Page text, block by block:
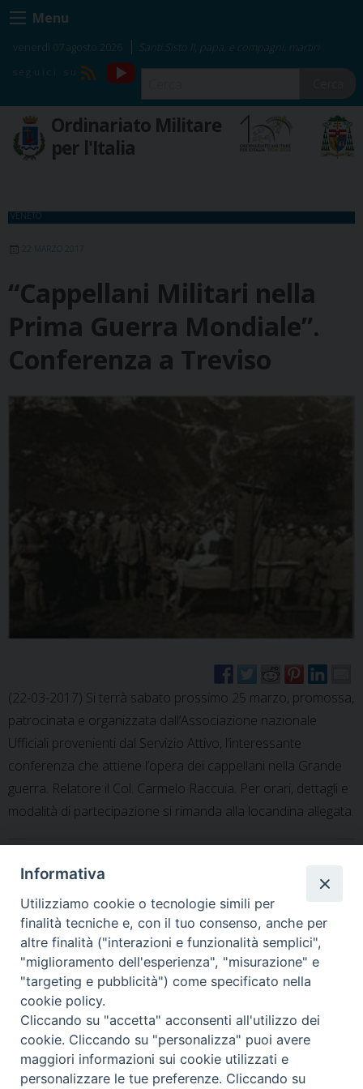
Skip
to
content
Menu
venerdì 07 agosto 2026 Santi Sisto II, papa, e compagni, martiri
RSS
YouTube
Ordinariato Militare
per l'Italia
VENETO
22 MARZO 2017
“Cappellani Militari nella
Prima Guerra Mondiale”.
Conferenza a Treviso
(22-03-2017) Si terrà sabato prossimo 25 marzo, promossa,
patrocinata e organizzata dall’Associazione nazionale
Ufficiali provenienti dal Servizio Attivo, l’interessante
conferenza che attiene l’opera dei cappellani nella Grande
guerra. Relatore il Col. Carmelo Raccuia. Per orari, dettagli e
modalità di partecipazione si rimanda alla locandina allegata.
locandina-conferenza
Dalle zone pastorali
Rossano – Cittadinanza
onoraria a Marcianò
Il Precetto pasquale
Ordinariato Militare per l'Italia
Informativa
Utilizziamo cookie o tecnologie simili per
finalità tecniche e, con il tuo consenso, anche per
altre finalità ("interazioni e funzionalità semplici",
"miglioramento dell'esperienza", "misurazione" e
"targeting e pubblicità") come specificato nella
cookie policy.
Cliccando su "accetta" acconsenti all'utilizzo dei
cookie. Cliccando su "personalizza" puoi avere
maggiori informazioni sui cookie utilizzati e
personalizzare le tue preferenze. Cliccando su